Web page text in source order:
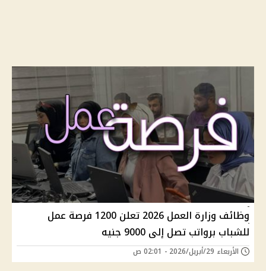
وظائف وزارة العمل 2026 تعلن 1200 فرصة عمل
للشباب برواتب تصل إلى 9000 جنيه
الأربعاء 29/أبريل/2026 - 02:01 ص